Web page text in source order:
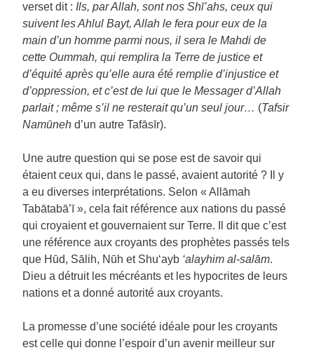
verset dit : Ils, par Allah, sont nos Shī’ahs, ceux qui
suivent les Ahlul Bayt, Allah le fera pour eux de la
main d’un homme parmi nous, il sera le Mahdi de
cette Oummah, qui remplira la Terre de justice et
d’équité après qu’elle aura été remplie d’injustice et
d’oppression, et c’est de lui que le Messager d’Allah
parlait ; même s’il ne resterait qu’un seul jour… (Tafsir
Namūneh d’un autre Tafāsīr).
Une autre question qui se pose est de savoir qui
étaient ceux qui, dans le passé, avaient autorité ? Il y
a eu diverses interprétations. Selon « Allāmah
Tabātabā’ī », cela fait référence aux nations du passé
qui croyaient et gouvernaient sur Terre. Il dit que c’est
une référence aux croyants des prophètes passés tels
que Hūd, Sālih, Nūh et Shu‘ayb ‘alayhim al-salām.
Dieu a détruit les mécréants et les hypocrites de leurs
nations et a donné autorité aux croyants.
La promesse d’une société idéale pour les croyants
est celle qui donne l’espoir d’un avenir meilleur sur